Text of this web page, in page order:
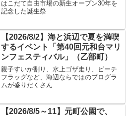
はこだて自由市場の新生オープン30年を
記念した誕生祭
【2026/8/2】海と浜辺で夏を満喫
するイベント「第40回元和台マリ
ンフェスティバル」（乙部町）
親子すいか割り、水上ゴザ走り、ビーチ
フラッグなど、海辺ならではのプログラ
ムが盛りだくさん
【2026/8/5～11】元町公園で、